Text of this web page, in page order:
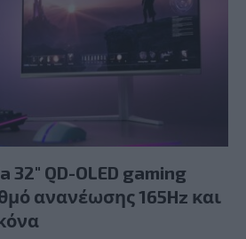
32″ QD-OLED gaming
ανανέωσης 165Hz και